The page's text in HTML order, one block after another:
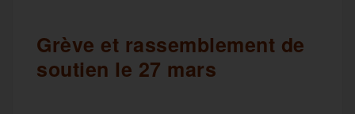
Grève et rassemblement de
soutien le 27 mars